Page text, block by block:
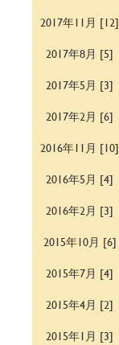
2017年11月 [12]
2017年8月 [5]
2017年5月 [3]
2017年2月 [6]
2016年11月 [10]
2016年5月 [4]
2016年2月 [3]
2015年10月 [6]
2015年7月 [4]
2015年4月 [2]
2015年1月 [3]